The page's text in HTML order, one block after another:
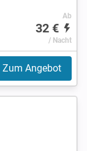
Ab
32 €
/ Nacht
Zum Angebot